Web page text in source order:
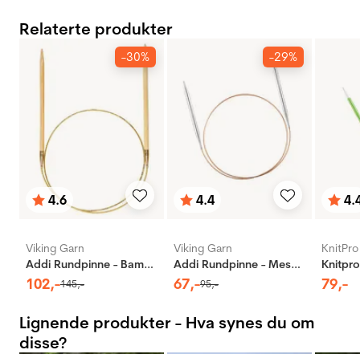
Relaterte produkter
-30%
Karakter:
4.6
av 5 mulige
Viking Garn
Addi Rundpinne - Bambus
102,-145,-
-29%
Karakter:
4.4
av 5 mulige
Viking Garn
Addi Rundpinne - Messing
67,-95,-
av 5
KnitPro
79,-
Lignende produkter - Hva synes du om
disse?